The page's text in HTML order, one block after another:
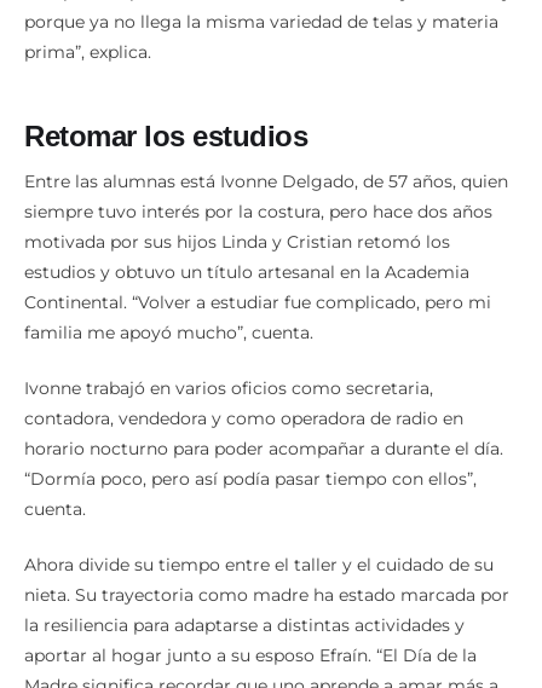
complicado por los aranceles entre Ecuador y Colombia y
porque ya no llega la misma variedad de telas y materia
Retomar los estudios
Entre las alumnas está Ivonne Delgado, de 57 años, quien
siempre tuvo interés por la costura, pero hace dos años
motivada por sus hijos Linda y Cristian retomó los
estudios y obtuvo un título artesanal en la Academia
Continental. “Volver a estudiar fue complicado, pero mi
Ivonne trabajó en varios oficios como secretaria,
contadora, vendedora y como operadora de radio en
horario nocturno para poder acompañar a durante el día.
“Dormía poco, pero así podía pasar tiempo con ellos”,
Ahora divide su tiempo entre el taller y el cuidado de su
nieta. Su trayectoria como madre ha estado marcada por
la resiliencia para adaptarse a distintas actividades y
aportar al hogar junto a su esposo Efraín. “El Día de la